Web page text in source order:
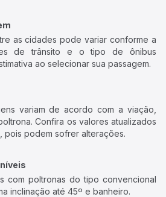
as cidades pode variar conforme a
de trânsito e o tipo de ônibus
ao selecionar sua passagem.
variam de acordo com a viação,
Confira os valores atualizados
pois podem sofrer alterações.
com poltronas do tipo convencional
inclinação até 45º e banheiro.